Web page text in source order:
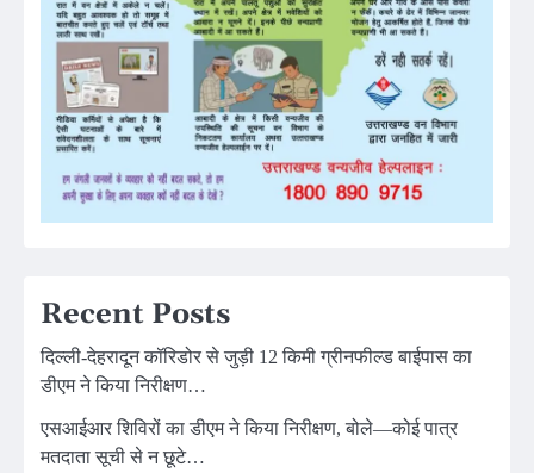
Recent Posts
दिल्ली-देहरादून कॉरिडोर से जुड़ी 12 किमी ग्रीनफील्ड बाईपास का
डीएम ने किया निरीक्षण…
एसआईआर शिविरों का डीएम ने किया निरीक्षण, बोले—कोई पात्र
मतदाता सूची से न छूटे…